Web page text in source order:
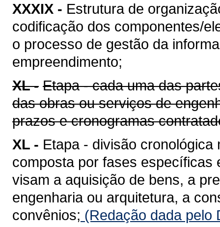
XXXIX - Estrutura de
codificação dos componentes/
o processo de gestão da
empreendimento;
XL - Etapa - cada uma das
das obras ou serviços de
prazos e cronogramas
XL - Etapa - divisão
composta por fases específicas
visam a aquisição de bens, a
engenharia ou arquitetura, a
convênios; (Redação dada pelo